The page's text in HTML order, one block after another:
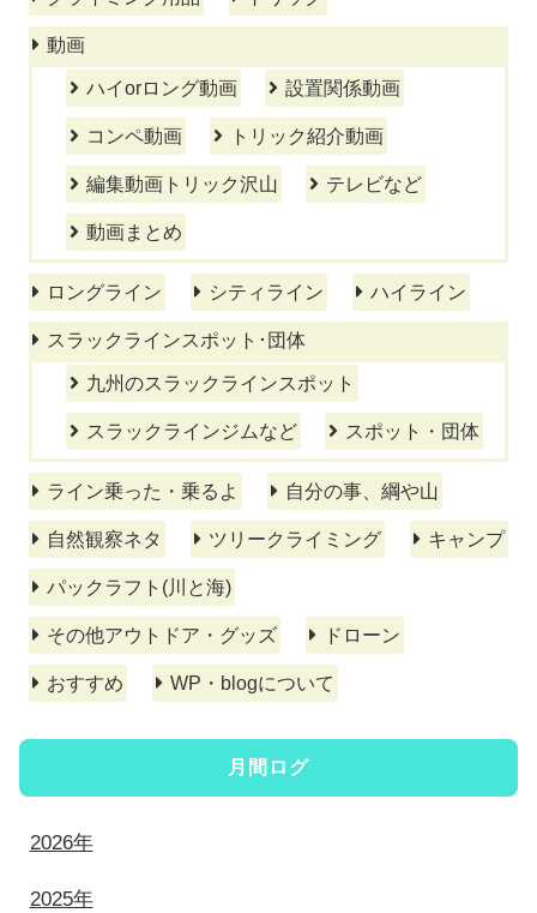
動画
ハイorロング動画 設置関係動画
コンペ動画 トリック紹介動画
編集動画トリック沢山 テレビなど
動画まとめ
ロングライン シティライン ハイライン
スラックラインスポット･団体
九州のスラックラインスポット
スラックラインジムなど スポット・団体
ライン乗った・乗るよ 自分の事、綱や山
自然観察ネタ ツリークライミング キャンプ
パックラフト(川と海)
その他アウトドア・グッズ ドローン
おすすめ WP・blogについて
月間ログ
2026年
2025年